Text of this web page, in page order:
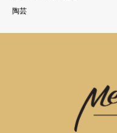
陶芸